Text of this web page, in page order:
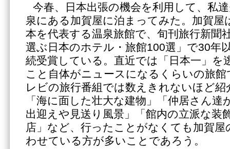
今春、日本出張の機会を利用して、私
泉にある加賀屋に泊まってみた。加賀屋
本を代表する温泉旅館で、旬刊旅行新聞
選ぶ日本のホテル・旅館100選」で30年
続受賞している。直近では「日本一」を
こと自体がニュースになるくらいの旅
レビの旅行番組では数えきれないほど
「海に面した壮大な建物」「仲居さん
出迎えや見送り風景」「館内の立派な装
店」など、行ったことがなくても加賀
わせている方が多いことであろう。